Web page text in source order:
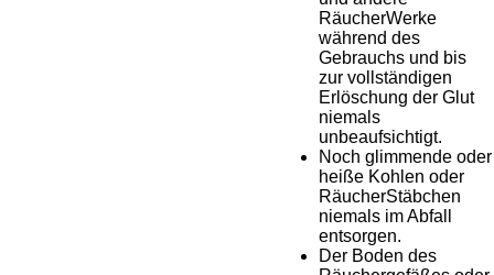
RäucherWerke
während des
Gebrauchs und bis
zur vollständigen
Erlöschung der Glut
niemals
unbeaufsichtigt.
Noch glimmende oder
heiße Kohlen oder
RäucherStäbchen
niemals im Abfall
entsorgen.
Der Boden des